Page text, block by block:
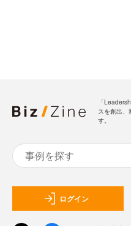
「
スを創出、
す。
ログイン